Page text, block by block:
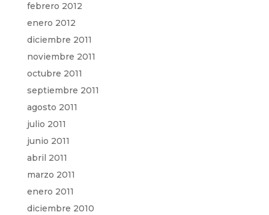
febrero 2012
enero 2012
diciembre 2011
noviembre 2011
octubre 2011
septiembre 2011
agosto 2011
julio 2011
junio 2011
abril 2011
marzo 2011
enero 2011
diciembre 2010